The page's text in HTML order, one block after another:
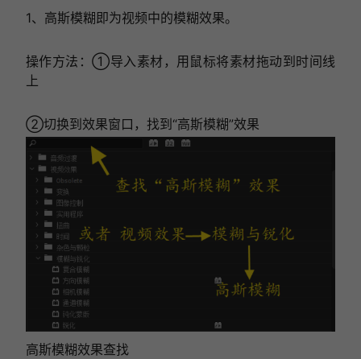
1、高斯模糊即为视频中的模糊效果。
操作方法：①导入素材，用鼠标将素材拖动到时间线
上
②切换到效果窗口，找到“高斯模糊”效果
高斯模糊效果查找